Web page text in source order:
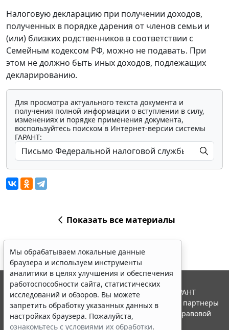
Налоговую декларацию при получении доходов,
полученных в порядке дарения от членов семьи и
(или) близких родственников в соответствии с
Семейным кодексом РФ, можно не подавать. При
этом не должно быть иных доходов, подлежащих
декларированию.
Для просмотра актуального текста документа и
получения полной информации о вступлении в силу,
изменениях и порядке применения документа,
воспользуйтесь поиском в Интернет-версии системы
ГАРАНТ:
Показать все материалы
Мы обрабатываем локальные данные
браузера и используем инструменты
аналитики в целях улучшения и обеспечения
работоспособности сайта, статистических
исследований и обзоров. Вы можете
запретить обработку указанных данных в
настройках браузера. Пожалуйста,
ознакомьтесь с условиями их обработки.
© ООО "НПП "ГАРАНТ-СЕРВИС", 2026. Система ГАРАНТ
выпускается с 1990 года. Компания "Гарант" и ее партнеры
являются участниками Российской ассоциации правовой
информации ГАРАНТ.